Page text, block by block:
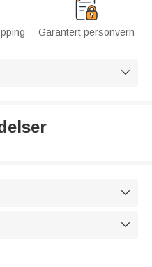
Garantert personvern


